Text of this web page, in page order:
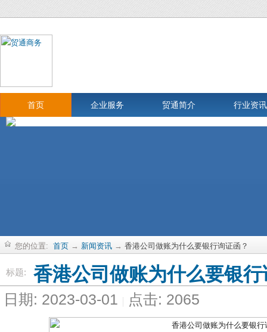
首页 企业服务 贸通简介 行业资讯
您的位置: 首页 → 新闻资讯 → 香港公司做账为什么要银行询证函？
标题: 香港公司做账为什么要银
日期: 2023-03-01 点击: 2065